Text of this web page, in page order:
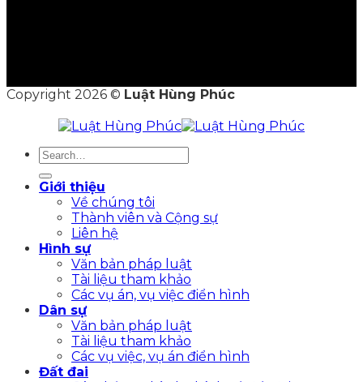
Copyright 2026 © Luật Hùng Phúc
Giới thiệu
Về chúng tôi
Thành viên và Cộng sự
Liên hệ
Hình sự
Văn bản pháp luật
Tài liệu tham khảo
Các vụ án, vụ việc điển hình
Dân sự
Văn bản pháp luật
Tài liệu tham khảo
Các vụ việc, vụ án điển hình
Đất đai